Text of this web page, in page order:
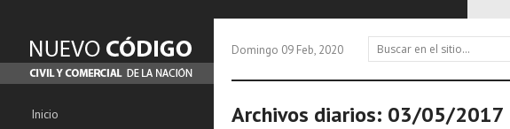
Inicio
Domingo 09 Feb, 2020
Archivos diarios: 03/05/2017